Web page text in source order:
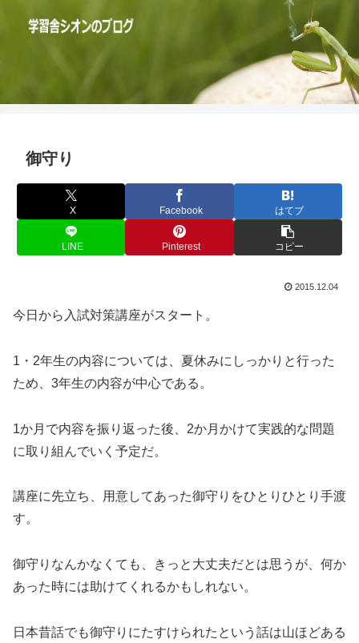
御守り
X Facebook はてブ
LINE Pinterest コピー
2015.12.04
今日から入試対策講座がスタート。
1・2年生の内容については、夏休みにしっかりと行った
ため、3年生の内容が中心である。
1か月で内容を振り返った後、2か月かけて実践的な問題
に取り組んでいく予定だ。
講座に先立ち、用意してあった御守りをひとりひとり手渡
す。
御守りなんかなくても、きっと大丈夫だとは思うが、何か
あった時には助けてくれるかもしれない。
日本昔話でも御守りにたすけられたという話は山ほどある